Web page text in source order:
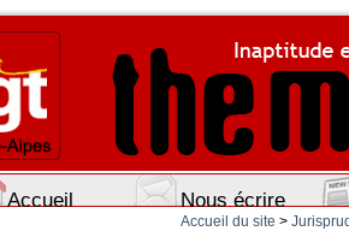
Accueil Nous écrire
Accueil du site >